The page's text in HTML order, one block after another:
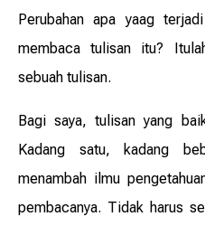
Perubahan apa yaag
membaca tulisan itu?
sebuah tulisan.
Bagi saya, tulisan yang
Kadang satu, kadang
menambah ilmu
pembacanya. Tidak harus